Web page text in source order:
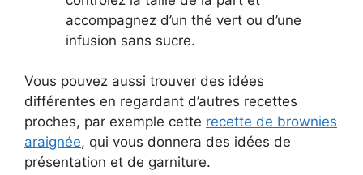
accompagnez d’un thé vert ou d’une
infusion sans sucre.
Vous pouvez aussi trouver des idées
différentes en regardant d’autres recettes
proches, par exemple cette recette de brownies
araignée, qui vous donnera des idées de
présentation et de garniture.